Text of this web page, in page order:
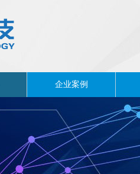
企业案例